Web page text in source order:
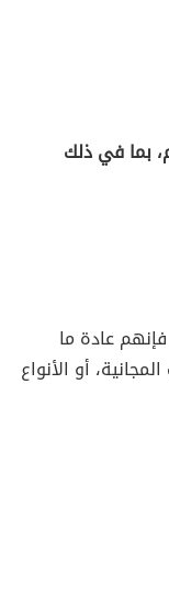
بما في ذلك
عادة ما
أو الأنواع